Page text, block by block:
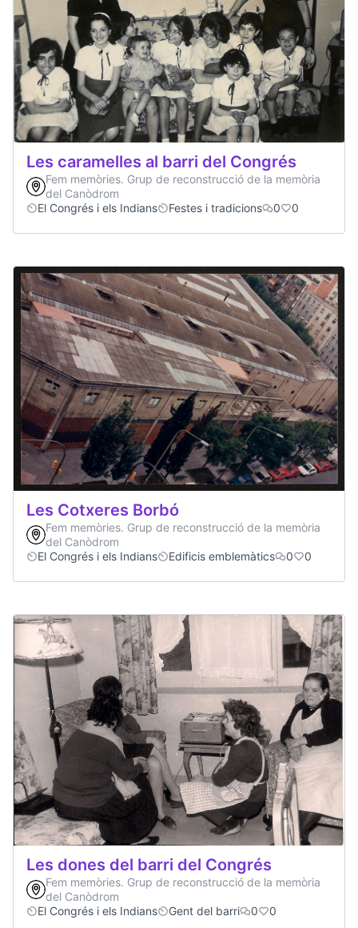
Les caramelles al barri del Congrés
Fem memòries. Grup de reconstrucció de la memòria
del Canòdrom
El Congrés i els Indians
Festes i tradicions 0 0
Les Cotxeres Borbó
Fem memòries. Grup de reconstrucció de la memòria
del Canòdrom
El Congrés i els Indians
Edificis emblemàtics 0 0
Les dones del barri del Congrés
Fem memòries. Grup de reconstrucció de la memòria
del Canòdrom
El Congrés i els Indians
Gent del barri 0 0